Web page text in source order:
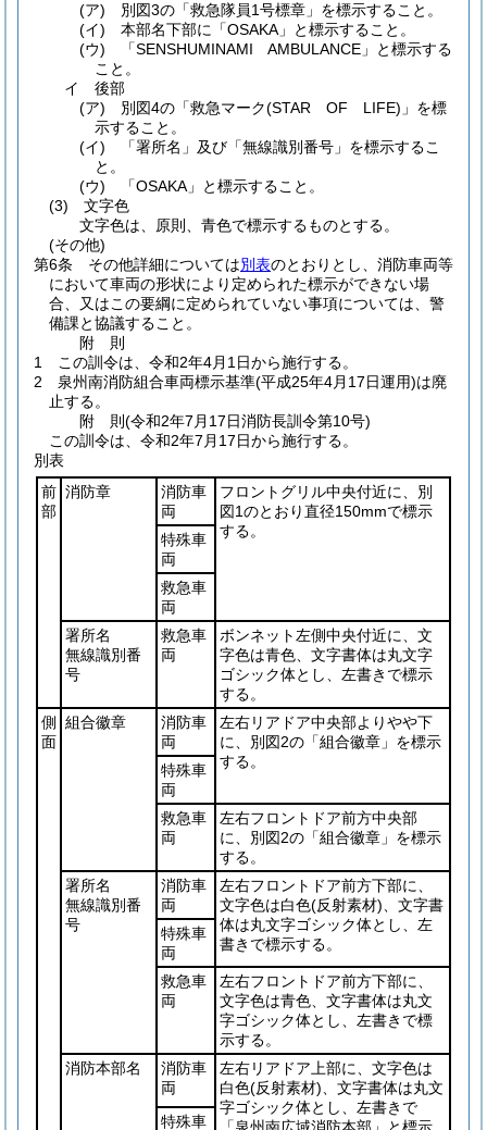
(ア)
別図3の「救急隊員1号標章」を標示すること。
(イ)
本部名下部に「OSAKA」と標示すること。
(ウ)
「SENSHUMINAMI AMBULANCE」と標示する
こと。
イ
後部
(ア)
別図4の「救急マーク(STAR OF LIFE) 」を標
示すること。
(イ)
「署所名」及び「無線識別番号」を標示するこ
と。
(ウ)
「OSAKA」と標示すること。
(3)
文字色
文字色は、原則、青色で標示するものとする。
(その他)
第6条
その他詳細については別表のとおりとし、消防車両等
において車両の形状により定められた標示ができない場
合、又はこの要綱に定められていない事項については、警
備課と協議すること。
附 則
1
この訓令は、令和2年4月1日から施行する。
2
泉州南消防組合車両標示基準(平成25年4月17日運用)は廃
止する。
附 則(令和2年7月17日消防長訓令第10号)
この訓令は、令和2年7月17日から施行する。
別表
前
部
消防章
消防車
両
フロントグリル中央付近に、別
図1のとおり直径150mmで標示
する。
特殊車
両
救急車
両
署所名
無線識別番
号
救急車
両
ボンネット左側中央付近に、文
字色は青色、文字書体は丸文字
ゴシック体とし、左書きで標示
する。
側
面
組合徽章
消防車
両
左右リアドア中央部よりやや下
に、別図2の「組合徽章」を標示
する。
特殊車
両
救急車
両
左右フロントドア前方中央部
に、別図2の「組合徽章」を標示
する。
署所名
無線識別番
号
消防車
両
左右フロントドア前方下部に、
文字色は白色(反射素材) 、文字書
体は丸文字ゴシック体とし、左
書きで標示する。
特殊車
両
救急車
両
左右フロントドア前方下部に、
文字色は青色、文字書体は丸文
字ゴシック体とし、左書きで標
示する。
消防本部名
消防車
両
左右リアドア上部に、文字色は
白色(反射素材) 、文字書体は丸文
字ゴシック体とし、左書きで
特殊車